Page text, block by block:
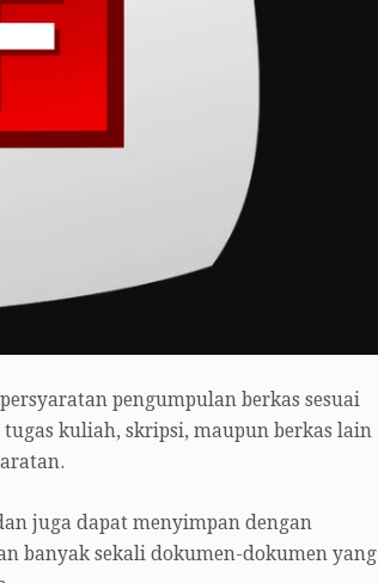
pengumpulan berkas sesuai
kuliah, skripsi, maupun berkas lain
juga dapat menyimpan dengan
banyak sekali dokumen-dokumen yang